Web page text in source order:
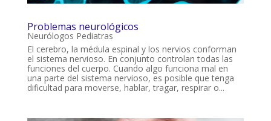
Problemas neurológicos
Neurólogos Pediatras
El cerebro, la médula espinal y los nervios conforman
el sistema nervioso. En conjunto controlan todas las
funciones del cuerpo. Cuando algo funciona mal en
una parte del sistema nervioso, es posible que tenga
dificultad para moverse, hablar, tragar, respirar o...